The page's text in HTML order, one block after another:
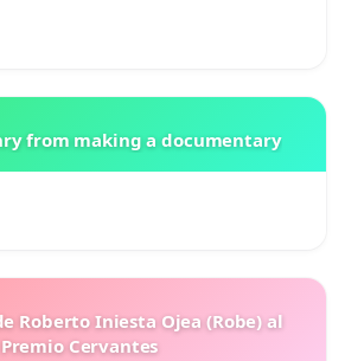
from making a documentary
Roberto Iniesta Ojea (Robe) al
Premio Cervantes